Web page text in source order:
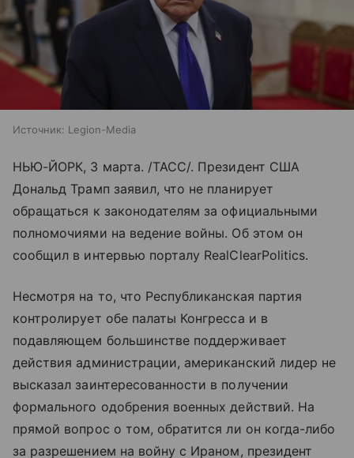
Источник: Legion-Media
НЬЮ-ЙОРК, 3 марта. /ТАСС/. Президент США
Дональд Трамп заявил, что не планирует
обращаться к законодателям за официальными
полномочиями на ведение войны. Об этом он
сообщил в интервью порталу RealClearPolitics.
Несмотря на то, что Республиканская партия
контролирует обе палаты Конгресса и в
подавляющем большинстве поддерживает
действия администрации, американский лидер не
высказал заинтересованности в получении
формального одобрения военных действий. На
прямой вопрос о том, обратится ли он когда-либо
за разрешением на войну с Ираном, президент